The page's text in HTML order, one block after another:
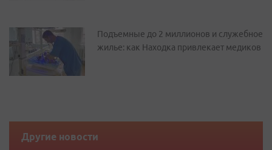
Подъемные до 2 миллионов и служебное
жилье: как Находка привлекает медиков
Другие новости